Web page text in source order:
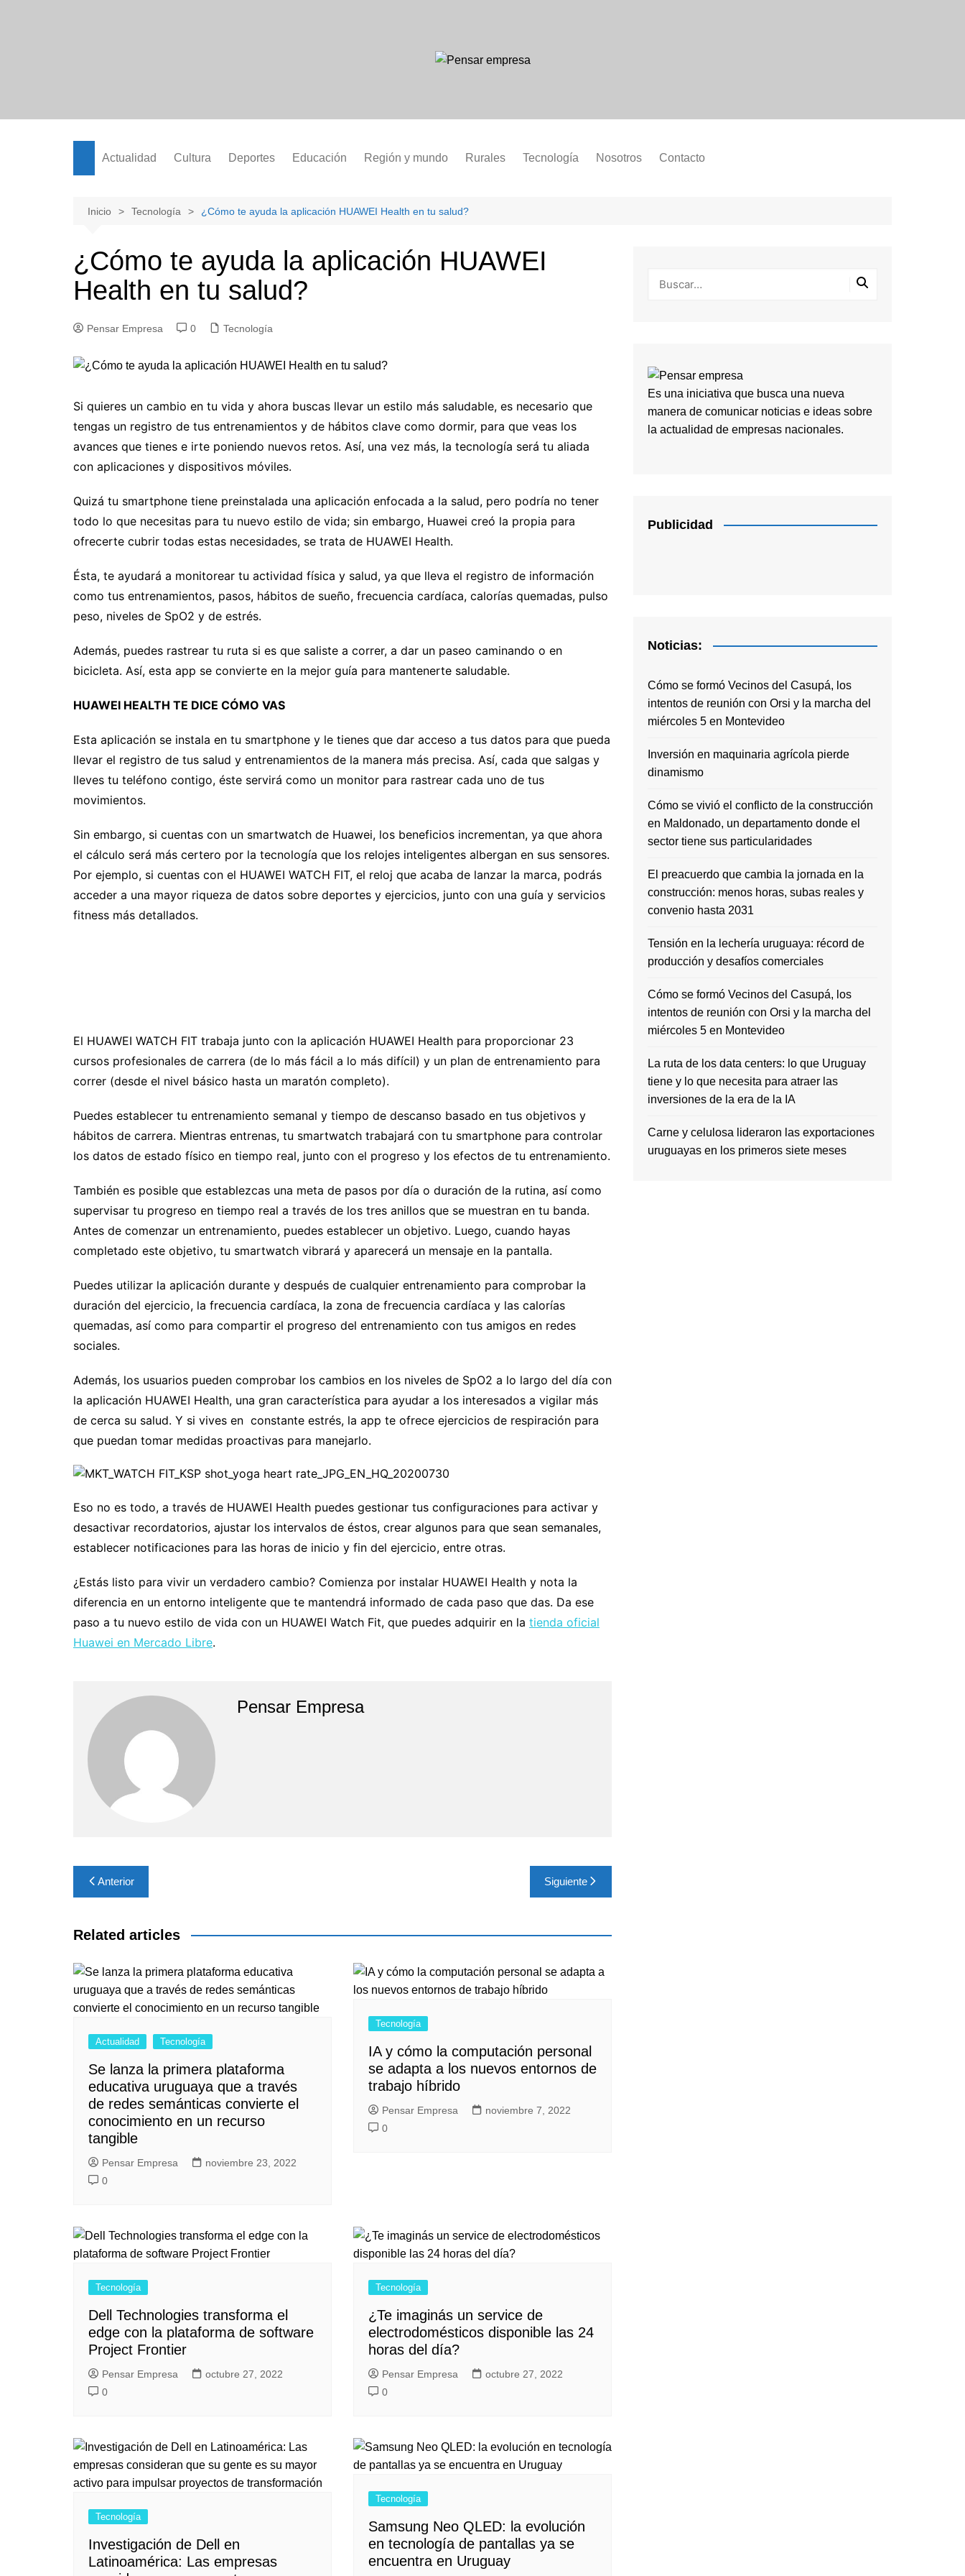
Actualidad Cultura Deportes Educación Región y mundo Rurales Tecnología Nosotros Contacto
Inicio Tecnología ¿Cómo te ayuda la aplicación HUAWEI Health en tu salud?
¿Cómo te ayuda la aplicación HUAWEI
Health en tu salud?
Pensar Empresa 0 Tecnología
Si quieres un cambio en tu vida y ahora buscas llevar un estilo más saludable, es necesario que
tengas un registro de tus entrenamientos y de hábitos clave como dormir, para que veas los
avances que tienes e irte poniendo nuevos retos. Así, una vez más, la tecnología será tu aliada
con aplicaciones y dispositivos móviles.
Quizá tu smartphone tiene preinstalada una aplicación enfocada a la salud, pero podría no tener
todo lo que necesitas para tu nuevo estilo de vida; sin embargo, Huawei creó la propia para
ofrecerte cubrir todas estas necesidades, se trata de HUAWEI Health.
Ésta, te ayudará a monitorear tu actividad física y salud, ya que lleva el registro de información
como tus entrenamientos, pasos, hábitos de sueño, frecuencia cardíaca, calorías quemadas, pulso
peso, niveles de SpO2 y de estrés.
Además, puedes rastrear tu ruta si es que saliste a correr, a dar un paseo caminando o en
bicicleta. Así, esta app se convierte en la mejor guía para mantenerte saludable.
HUAWEI HEALTH TE DICE CÓMO VAS
Esta aplicación se instala en tu smartphone y le tienes que dar acceso a tus datos para que pueda
llevar el registro de tus salud y entrenamientos de la manera más precisa. Así, cada que salgas y
lleves tu teléfono contigo, éste servirá como un monitor para rastrear cada uno de tus
movimientos.
Sin embargo, si cuentas con un smartwatch de Huawei, los beneficios incrementan, ya que ahora
el cálculo será más certero por la tecnología que los relojes inteligentes albergan en sus sensores.
Por ejemplo, si cuentas con el HUAWEI WATCH FIT, el reloj que acaba de lanzar la marca, podrás
acceder a una mayor riqueza de datos sobre deportes y ejercicios, junto con una guía y servicios
fitness más detallados.
El HUAWEI WATCH FIT trabaja junto con la aplicación HUAWEI Health para proporcionar 23
cursos profesionales de carrera (de lo más fácil a lo más difícil) y un plan de entrenamiento para
correr (desde el nivel básico hasta un maratón completo).
Puedes establecer tu entrenamiento semanal y tiempo de descanso basado en tus objetivos y
hábitos de carrera. Mientras entrenas, tu smartwatch trabajará con tu smartphone para controlar
los datos de estado físico en tiempo real, junto con el progreso y los efectos de tu entrenamiento.
También es posible que establezcas una meta de pasos por día o duración de la rutina, así como
supervisar tu progreso en tiempo real a través de los tres anillos que se muestran en tu banda.
Antes de comenzar un entrenamiento, puedes establecer un objetivo. Luego, cuando hayas
completado este objetivo, tu smartwatch vibrará y aparecerá un mensaje en la pantalla.
Puedes utilizar la aplicación durante y después de cualquier entrenamiento para comprobar la
duración del ejercicio, la frecuencia cardíaca, la zona de frecuencia cardíaca y las calorías
quemadas, así como para compartir el progreso del entrenamiento con tus amigos en redes
sociales.
Además, los usuarios pueden comprobar los cambios en los niveles de SpO2 a lo largo del día con
la aplicación HUAWEI Health, una gran característica para ayudar a los interesados a vigilar más
de cerca su salud. Y si vives en constante estrés, la app te ofrece ejercicios de respiración para
que puedan tomar medidas proactivas para manejarlo.
Eso no es todo, a través de HUAWEI Health puedes gestionar tus configuraciones para activar y
desactivar recordatorios, ajustar los intervalos de éstos, crear algunos para que sean semanales,
establecer notificaciones para las horas de inicio y fin del ejercicio, entre otras.
¿Estás listo para vivir un verdadero cambio? Comienza por instalar HUAWEI Health y nota la
diferencia en un entorno inteligente que te mantendrá informado de cada paso que das. Da ese
paso a tu nuevo estilo de vida con un HUAWEI Watch Fit, que puedes adquirir en la tienda oficial
Huawei en Mercado Libre.
Pensar Empresa
Navegación
de
entradas
Anterior Siguiente
Related articles
Actualidad Tecnología
Se lanza la primera plataforma
educativa uruguaya que a través
de redes semánticas convierte el
conocimiento en un recurso
tangible
Pensar Empresa
noviembre 23, 2022
0
Tecnología
IA y cómo la computación personal
se adapta a los nuevos entornos de
trabajo híbrido
Pensar Empresa
noviembre 7, 2022
0
Tecnología
Dell Technologies transforma el
edge con la plataforma de software
Project Frontier
Pensar Empresa
octubre 27, 2022
0
Tecnología
¿Te imaginás un service de
electrodomésticos disponible las 24
horas del día?
Pensar Empresa
octubre 27, 2022
0
Tecnología
Investigación de Dell en
Latinoamérica: Las empresas
Tecnología
Samsung Neo QLED: la evolución
en tecnología de pantallas ya se
encuentra en Uruguay
Es una iniciativa que busca una nueva
manera de comunicar noticias e ideas sobre
la actualidad de empresas nacionales.
Publicidad
Noticias:
Cómo se formó Vecinos del Casupá, los
intentos de reunión con Orsi y la marcha del
miércoles 5 en Montevideo
Inversión en maquinaria agrícola pierde
dinamismo
Cómo se vivió el conflicto de la construcción
en Maldonado, un departamento donde el
sector tiene sus particularidades
El preacuerdo que cambia la jornada en la
construcción: menos horas, subas reales y
convenio hasta 2031
Tensión en la lechería uruguaya: récord de
producción y desafíos comerciales
Cómo se formó Vecinos del Casupá, los
intentos de reunión con Orsi y la marcha del
miércoles 5 en Montevideo
La ruta de los data centers: lo que Uruguay
tiene y lo que necesita para atraer las
inversiones de la era de la IA
Carne y celulosa lideraron las exportaciones
uruguayas en los primeros siete meses